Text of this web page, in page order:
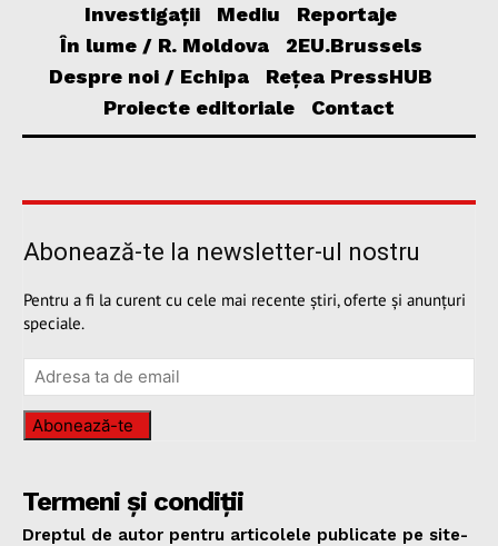
Investigații
Mediu
Reportaje
În lume / R. Moldova
2EU.Brussels
Despre noi / Echipa
Rețea PressHUB
Proiecte editoriale
Contact
Abonează-te la newsletter-ul nostru
Pentru a fi la curent cu cele mai recente știri, oferte și anunțuri
speciale.
Abonează-te
Termeni și condiții
Dreptul de autor pentru articolele publicate pe site-